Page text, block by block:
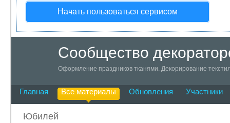
Начать пользоваться сервисом
Сообщество
Оформление праздников тканями. Декорирование
Главная Все материалы Обновления Участники
Юбилей